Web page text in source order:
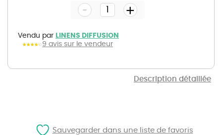
Description détaillée
gallery
Vendu par LINENS DIFFUSION
9 avis sur le vendeur
- +
Sauvegarder dans une liste de favoris